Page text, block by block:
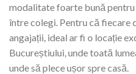
modalitate foarte bună
între colegi. Pentru că fiecare
angajații, ideal ar fi o locație
Bucureștiului, unde toată
unde să plece ușor spre casă.